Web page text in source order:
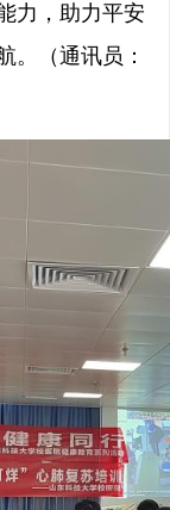
力，助力平安
。（通讯员：